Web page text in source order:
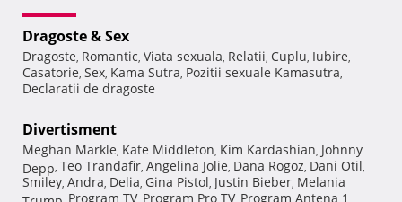
Dragoste & Sex
Dragoste, Romantic, Viata sexuala, Relatii, Cuplu, Iubire,
Casatorie, Sex, Kama Sutra, Pozitii sexuale Kamasutra,
Declaratii de dragoste
Divertisment
Meghan Markle, Kate Middleton, Kim Kardashian, Johnny
Depp, Teo Trandafir, Angelina Jolie, Dana Rogoz, Dani Otil,
Smiley, Andra, Delia, Gina Pistol, Justin Bieber, Melania
Trump, Program TV, Program Pro TV, Program Antena 1